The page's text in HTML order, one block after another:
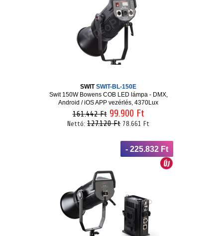
SWITSWIT-BL-150E
Swit 150W Bowens COB LED lámpa - DMX,
Android / iOS APP vezérlés, 4370Lux
161.442 Ft 99.900 Ft
Nettó: 127.120 Ft 78.661 Ft
- 225.832 Ft